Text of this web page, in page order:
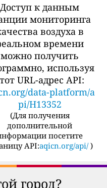
Доступ к данным
мониторинга
воздуха в
времени
можно получить
используя
URL-адрес API:
data-platform/a
pi/H13352
(Для получения
дополнительной
посетите
API:aqicn.org/api/ )
город?